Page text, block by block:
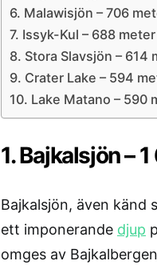
6. Malawisjön – 706
7. Issyk-Kul – 688 meter
8. Stora Slavsjön – 614
9. Crater Lake – 594
10. Lake Matano – 590
1. Bajkalsjön –
Bajkalsjön, även känd
ett imponerande djup
omges av